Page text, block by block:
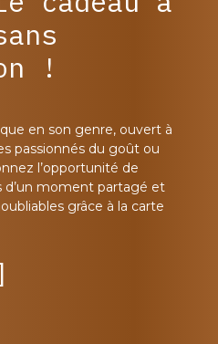
!
en son genre, ouvert à
passionnés du goût ou
l’opportunité de
d’un moment partagé et
grâce à la carte